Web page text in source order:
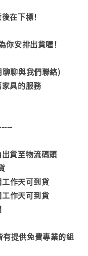
在下標！
安排出貨喔！
聊與我們聯絡)
具的服務
貨至物流碼頭
作天可到貨
作天可到貨
提供免費專業的組